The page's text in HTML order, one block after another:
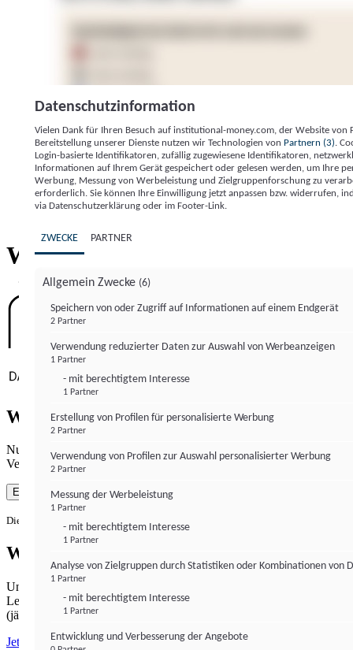
Institutional Money
ImpressumDatenschutzerklärung
Willkommen bei
Wie gewohnt mit Werbung lesen
Nutzen Sie institutional-money.com mit Ihrer Zustimmung zur
Verwendung von Cookies für Webanalyse und Werbemaßnahmen.
Einverstanden
Die Zustimmung ist jederzeit widerrufbar.
Werbefrei lesen
Unabhängiger Journalismus hat seinen Preis.
Lesen Sie institutional-money.com PUR für 33,99€ pro Monat
(jährliche Abrechnung).
Jetzt abonnieren
Datenschutzinformation
Vielen Dank für Ihren Besuch auf institutional-money.com, der Website von
Bereitstellung unserer Dienste nutzen wir Technologien von Partnern (3) .
Login-basierte Identifikatoren, zufällig zugewiesene Identifikatoren,
Informationen auf Ihrem Gerät gespeichert oder gelesen werden, um Ihre
Werbung, Messung von Werbeleistung und Zielgruppenforschung zu
erforderlich. Sie können Ihre Einwilligung jetzt anpassen bzw. widerrufen,
via Datenschutzerklärung oder im Footer-Link.
ZWECKE PARTNER
Allgemein Zwecke (6)
Speichern von oder Zugriff auf Informationen auf einem Endgerät
2 Partner
Verwendung reduzierter Daten zur Auswahl von Werbeanzeigen
1 Partner
- mit berechtigtem Interesse
1 Partner
Erstellung von Profilen für personalisierte Werbung
2 Partner
Verwendung von Profilen zur Auswahl personalisierter Werbung
2 Partner
Messung der Werbeleistung
1 Partner
- mit berechtigtem Interesse
1 Partner
Analyse von Zielgruppen durch Statistiken oder Kombinationen von
1 Partner
- mit berechtigtem Interesse
1 Partner
Entwicklung und Verbesserung der Angebote